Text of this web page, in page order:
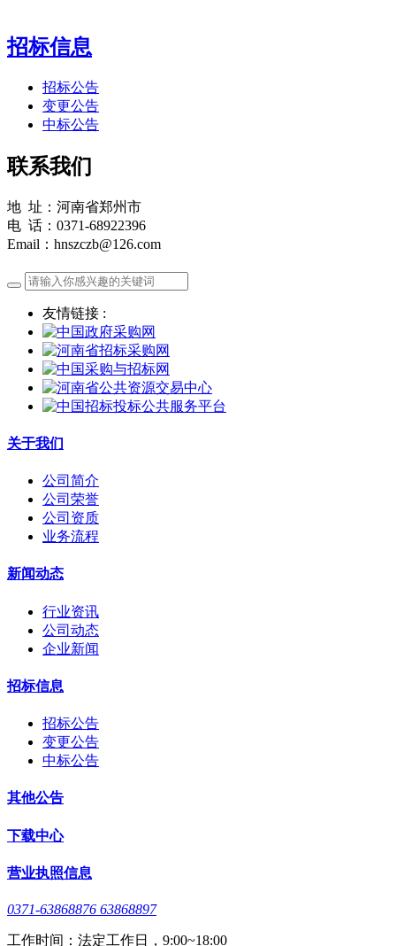
招标信息
招标公告
变更公告
中标公告
联系我们
地 址：河南省郑州市
电 话：0371-68922396
Email：hnszczb@126.com
友情链接 :
关于我们
公司简介
公司荣誉
公司资质
业务流程
新闻动态
行业资讯
公司动态
企业新闻
招标信息
招标公告
变更公告
中标公告
其他公告
下载中心
营业执照信息
0371-63868876 63868897
工作时间：法定工作日，9:00~18:00